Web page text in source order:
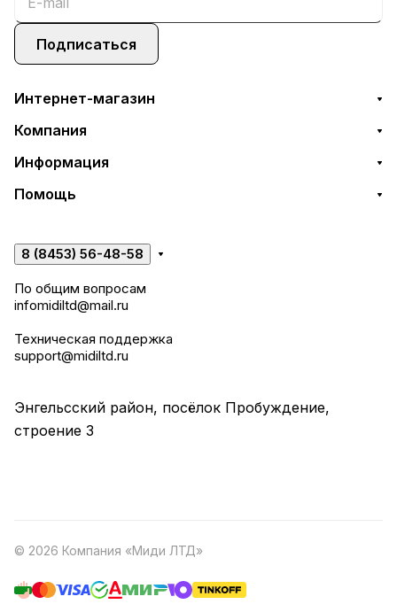
Подписаться
Интернет-магазин
Компания
Информация
Помощь
8 (8453) 56-48-58
По общим вопросам
infomidiltd@mail.ru
Техническая поддержка
support@midiltd.ru
Энгельсский район, посёлок Пробуждение,
строение 3
© 2026 Компания «Миди ЛТД»